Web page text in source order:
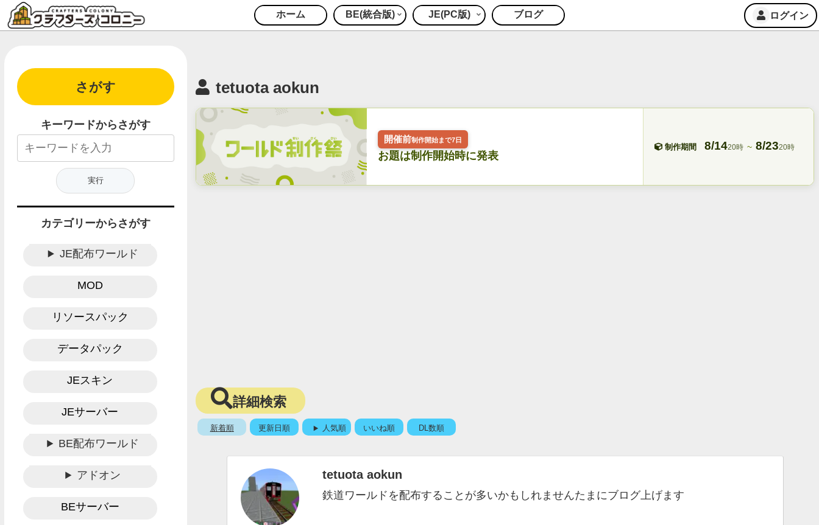
ホーム BE(統合版) JE(PC版) ブログ ログイン
tetuota aokun
開催前制作開始まで7日
お題は制作開始時に発表
制作期間 8/1420時 ~ 8/2320時
詳細検索
新着順 更新日順 人気順 いいね順 DL数順
tetuota aokun
鉄道ワールドを配布することが多いかもしれませんたまにブログ上げます
さがす
キーワードからさがす
カテゴリーからさがす
JE配布ワールド
MOD
リソースパック
データパック
JEスキン
JEサーバー
BE配布ワールド
アドオン
BEサーバー